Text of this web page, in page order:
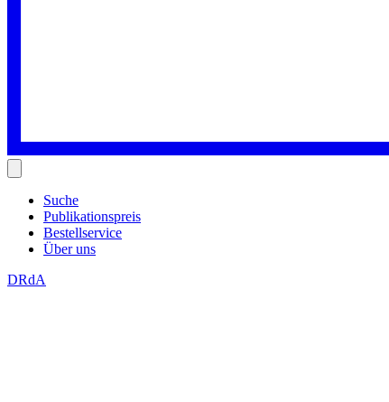
Suche
Publikationspreis
Bestellservice
Über uns
DRdA